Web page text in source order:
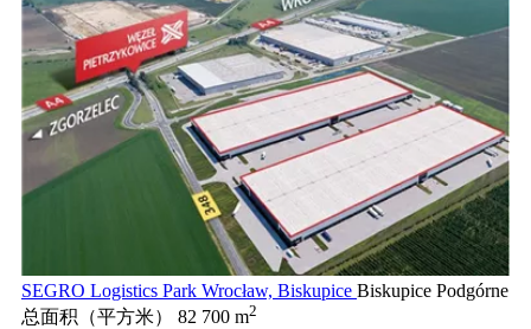
SEGRO Logistics Park Wrocław, Biskupice Biskupice Podgórne
总面积（平方米）
82 700 m2